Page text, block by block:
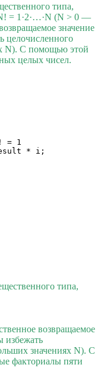
типа,
= 1·2·…·N (N > 0 —
значение
целочисленного
N). С помощью этой
целых чисел.
= 1
* i;
типа,
возвращаемое
избежать
значениях N). С
факториалы пяти